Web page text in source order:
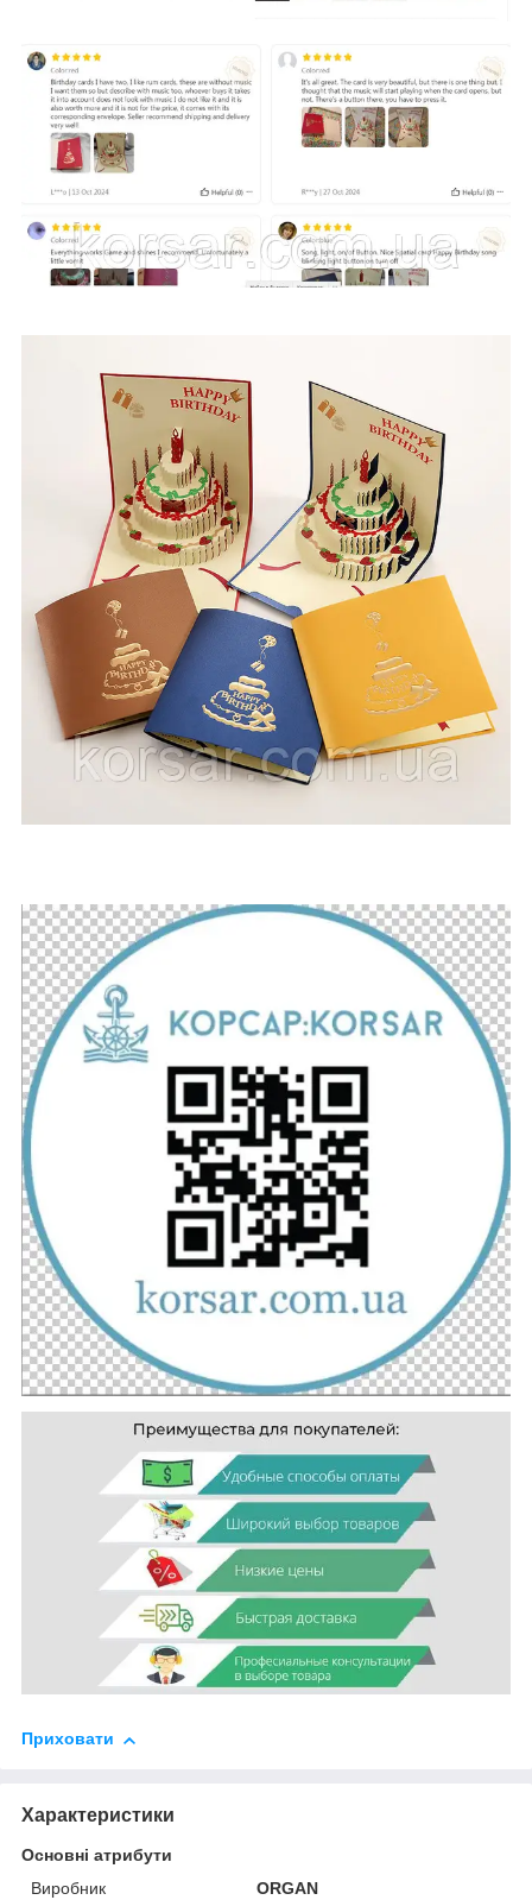
Приховати
Характеристики
Основні атрибути
Виробник
ORGAN